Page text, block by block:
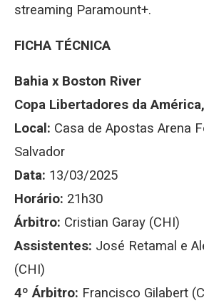
streaming Paramount+.
FICHA TÉCNICA
Bahia x Boston River
Copa Libertadores da
Local: Casa de Apostas Arena
Salvador
Data: 13/03/2025
Horário: 21h30
Árbitro: Cristian Garay (CHI)
Assistentes: José Retamal e
(CHI)
4º Árbitro: Francisco Gilabert